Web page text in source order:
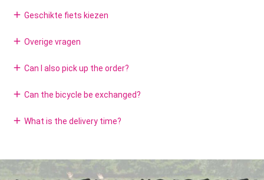
add Geschikte fiets kiezen
add Overige vragen
add Can I also pick up the order?
add Can the bicycle be exchanged?
add What is the delivery time?